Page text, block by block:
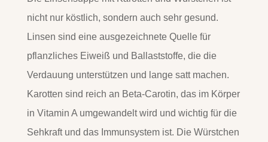
nicht nur köstlich, sondern auch sehr gesund.
Linsen sind eine ausgezeichnete Quelle für
pflanzliches Eiweiß und Ballaststoffe, die die
Verdauung unterstützen und lange satt machen.
Karotten sind reich an Beta-Carotin, das im Körper
in Vitamin A umgewandelt wird und wichtig für die
Sehkraft und das Immunsystem ist. Die Würstchen